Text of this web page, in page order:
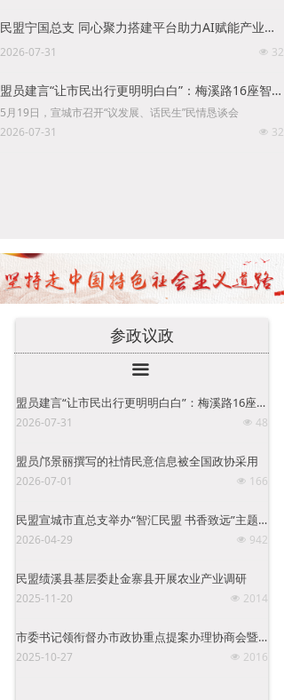
民盟宁国总支 同心聚力搭建平台助力AI赋能产业升级
넶 32
2026-07-31
盟员建言“让市民出行更明明白白”：梅溪路16座智慧公交站台建成
5月19日，宣城市召开“议发展、话民生”民情恳谈会
넶 32
2026-07-31
参政议政
盟员建言“让市民出行更明明白白”：梅溪路16座智慧公交站台建成
넶 48
2026-07-31
盟员邝景丽撰写的社情民意信息被全国政协采用
넶 166
2026-07-01
民盟宣城市直总支举办“智汇民盟 书香致远”主题交流活动
넶 942
2026-04-29
民盟绩溪县基层委赴金寨县开展农业产业调研
넶 2014
2025-11-20
市委书记领衔督办市政协重点提案办理协商会暨督办提案工作推进会召开
넶 2016
2025-10-27
끀